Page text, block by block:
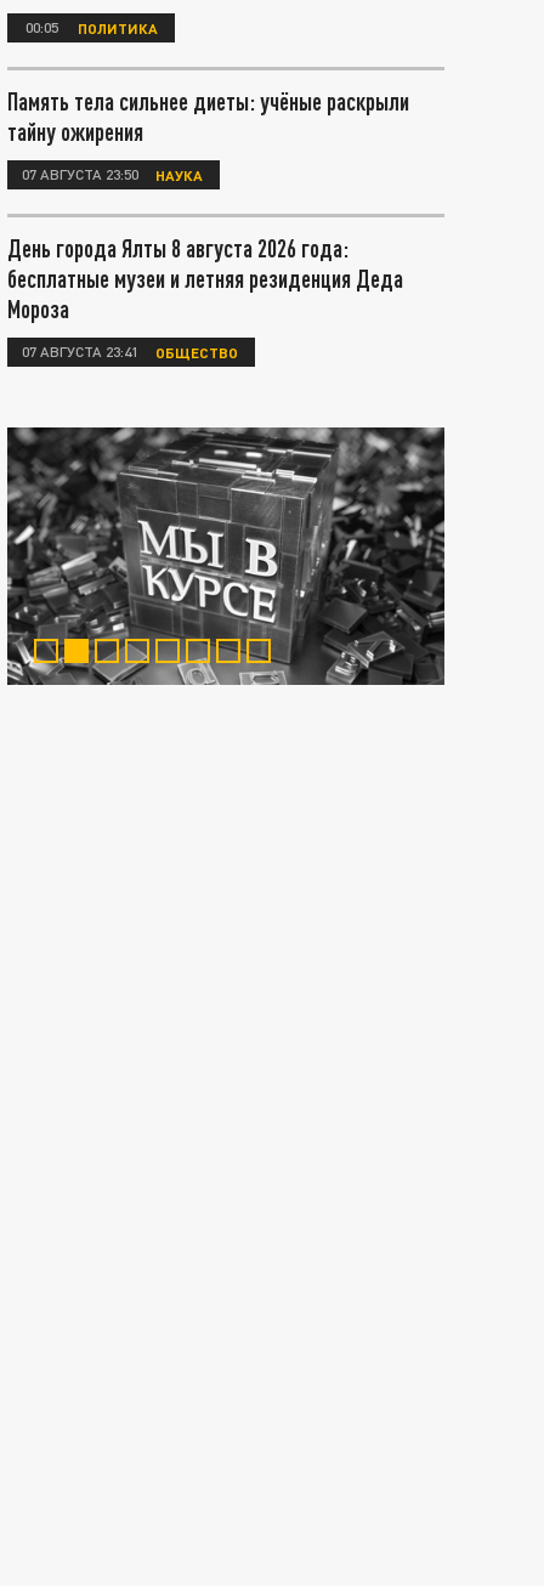
00:05 ПОЛИТИКА
Память тела сильнее диеты: учёные раскрыли
тайну ожирения
07 АВГУСТА 23:50 НАУКА
День города Ялты 8 августа 2026 года:
бесплатные музеи и летняя резиденция Деда
Мороза
07 АВГУСТА 23:41 ОБЩЕСТВО